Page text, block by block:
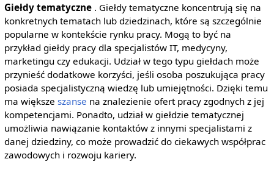
Giełdy tematyczne . Giełdy tematyczne koncentrują się na
konkretnych tematach lub dziedzinach, które są szczególnie
popularne w kontekście rynku pracy. Mogą to być na
przykład giełdy pracy dla specjalistów IT, medycyny,
marketingu czy edukacji. Udział w tego typu giełdach może
przynieść dodatkowe korzyści, jeśli osoba poszukująca pracy
posiada specjalistyczną wiedzę lub umiejętności. Dzięki temu
ma większe szanse na znalezienie ofert pracy zgodnych z jej
kompetencjami. Ponadto, udział w giełdzie tematycznej
umożliwia nawiązanie kontaktów z innymi specjalistami z
danej dziedziny, co może prowadzić do ciekawych współprac
zawodowych i rozwoju kariery.